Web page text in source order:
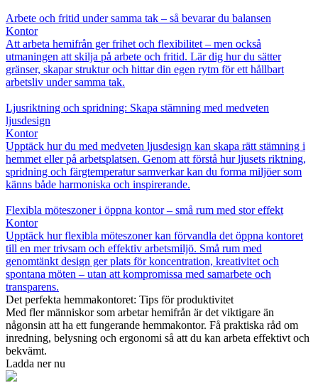
Arbete och fritid under samma tak – så bevarar du balansen
Kontor
Att arbeta hemifrån ger frihet och flexibilitet – men också
utmaningen att skilja på arbete och fritid. Lär dig hur du sätter
gränser, skapar struktur och hittar din egen rytm för ett hållbart
arbetsliv under samma tak.
Ljusriktning och spridning: Skapa stämning med medveten
ljusdesign
Kontor
Upptäck hur du med medveten ljusdesign kan skapa rätt stämning i
hemmet eller på arbetsplatsen. Genom att förstå hur ljusets riktning,
spridning och färgtemperatur samverkar kan du forma miljöer som
känns både harmoniska och inspirerande.
Flexibla möteszoner i öppna kontor – små rum med stor effekt
Kontor
Upptäck hur flexibla möteszoner kan förvandla det öppna kontoret
till en mer trivsam och effektiv arbetsmiljö. Små rum med
genomtänkt design ger plats för koncentration, kreativitet och
spontana möten – utan att kompromissa med samarbete och
transparens.
Det perfekta hemmakontoret: Tips för produktivitet
Med fler människor som arbetar hemifrån är det viktigare än
någonsin att ha ett fungerande hemmakontor. Få praktiska råd om
inredning, belysning och ergonomi så att du kan arbeta effektivt och
bekvämt.
Ladda ner nu